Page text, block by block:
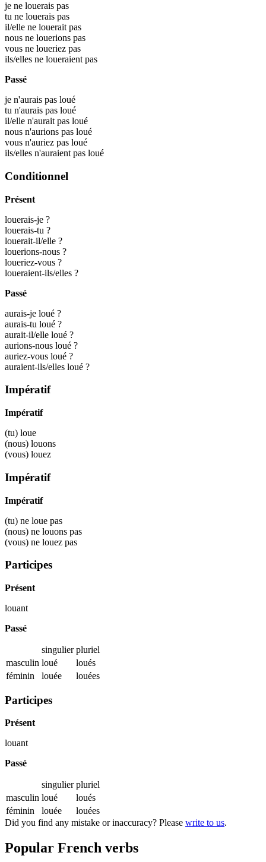
je ne louerais pas
tu ne louerais pas
il/elle ne louerait pas
nous ne louerions pas
vous ne loueriez pas
ils/elles ne loueraient pas
Passé
je n'aurais pas loué
tu n'aurais pas loué
il/elle n'aurait pas loué
nous n'aurions pas loué
vous n'auriez pas loué
ils/elles n'auraient pas loué
Conditionnel
Présent
louerais-je ?
louerais-tu ?
louerait-il/elle ?
louerions-nous ?
loueriez-vous ?
loueraient-ils/elles ?
Passé
aurais-je loué ?
aurais-tu loué ?
aurait-il/elle loué ?
aurions-nous loué ?
auriez-vous loué ?
auraient-ils/elles loué ?
Impératif
Impératif
(tu) loue
(nous) louons
(vous) louez
Impératif
Impératif
(tu) ne loue pas
(nous) ne louons pas
(vous) ne louez pas
Participes
Présent
louant
Passé
singulier pluriel
masculin loué
loués
féminin
louée louées
Participes
Présent
louant
Passé
singulier pluriel
masculin loué
loués
féminin
louée
louées
Did you find any mistake or inaccuracy? Please write to us.
Popular French verbs